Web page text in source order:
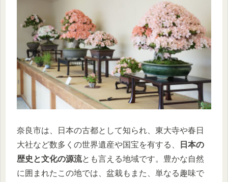
奈良市は、日本の古都として知られ、東大寺や春日
大社など数多くの世界遺産や国宝を有する、
日本の
歴史と文化の源流とも言える地域です。豊かな自然
に囲まれたこの地では、盆栽もまた、単なる趣味で